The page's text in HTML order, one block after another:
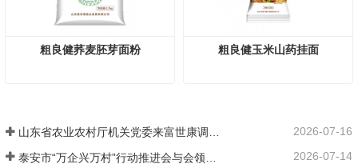
粗良健荞麦胚芽面粉 粗良健玉米山药挂面
山东省农业农村厅机关党委来富世康调研党建工作 2026-07-16
2026-07-14